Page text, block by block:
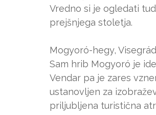
Vredno si je ogledati
prejšnjega stoletja.
Mogyoró-hegy, Visegrád
Sam hrib Mogyoró je
Vendar pa je zares
ustanovljen za
priljubljena turistična